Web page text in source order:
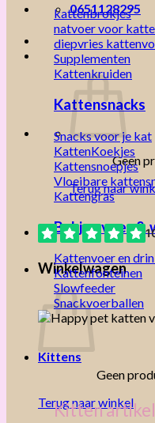
0651128295
Geen
Terug naar
Winkelwagen
Geen
Terug naar winkel
kattenbrokjes
natvoer voor
diepvries
Supplementen
Kattenkruiden
Kattensnacks
Snacks voor je kat
KattenKoekjes
Kattensnoepjes
Vloeibare
Kattengras
Bakjes voer &
Kattenvoer en
Kattenfonteinen
Slowfeeder
Snackvoerballen
Kittens
Kitten